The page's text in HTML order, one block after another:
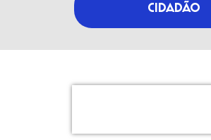
CIDADÃO